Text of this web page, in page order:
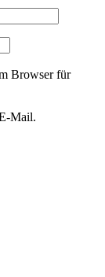
Browser für
Mail.